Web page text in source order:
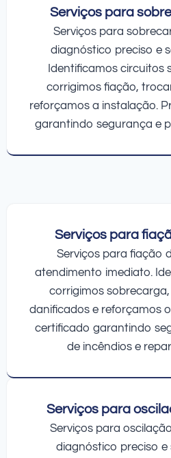
Serviços para
Serviços para
diagnóstico preciso e
Identificamos circuitos
corrigimos fiação,
reforçamos a instalação.
garantindo segurança e
Serviços para
Serviços para fiação
atendimento imediato.
corrigimos
danificados e reforçamos
certificado garantindo
de incêndios e
Serviços para
Serviços para
diagnóstico preciso e